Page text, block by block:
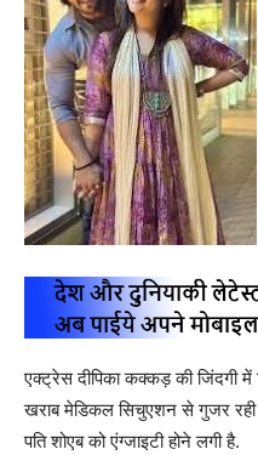
एक्ट्रेस दीपिका कक्कड़ की जिंदगी
खराब मेडिकल सिचुएशन से गुजर रही
पति शोएब को एंग्जाइटी होने लगी है.